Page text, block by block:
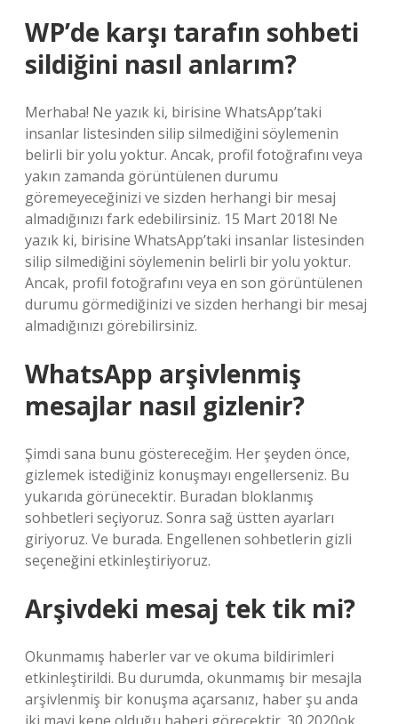
WP’de karşı tarafın sohbeti
sildiğini nasıl anlarım?
Merhaba! Ne yazık ki, birisine WhatsApp’taki
insanlar listesinden silip silmediğini söylemenin
belirli bir yolu yoktur. Ancak, profil fotoğrafını veya
yakın zamanda görüntülenen durumu
göremeyeceğinizi ve sizden herhangi bir mesaj
almadığınızı fark edebilirsiniz. 15 Mart 2018! Ne
yazık ki, birisine WhatsApp’taki insanlar listesinden
silip silmediğini söylemenin belirli bir yolu yoktur.
Ancak, profil fotoğrafını veya en son görüntülenen
durumu görmediğinizi ve sizden herhangi bir mesaj
almadığınızı görebilirsiniz.
WhatsApp arşivlenmiş
mesajlar nasıl gizlenir?
Şimdi sana bunu göstereceğim. Her şeyden önce,
gizlemek istediğiniz konuşmayı engellerseniz. Bu
yukarıda görünecektir. Buradan bloklanmış
sohbetleri seçiyoruz. Sonra sağ üstten ayarları
giriyoruz. Ve burada. Engellenen sohbetlerin gizli
seçeneğini etkinleştiriyoruz.
Arşivdeki mesaj tek tik mi?
Okunmamış haberler var ve okuma bildirimleri
etkinleştirildi. Bu durumda, okunmamış bir mesajla
arşivlenmiş bir konuşma açarsanız, haber şu anda